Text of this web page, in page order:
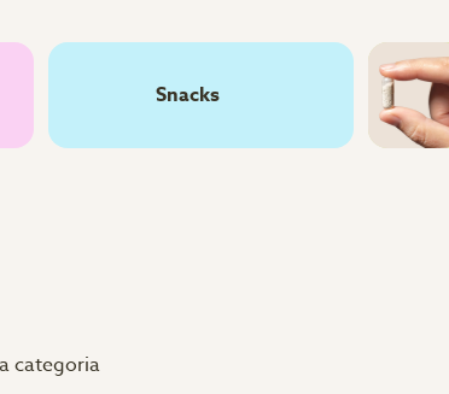
Snacks
categoria